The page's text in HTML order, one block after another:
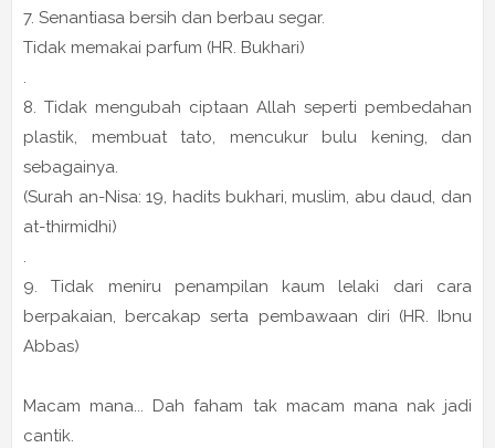
7. Senantiasa bersih dan berbau segar.
Tidak memakai parfum (HR. Bukhari)
.
8. Tidak mengubah ciptaan Allah seperti pembedahan
plastik, membuat tato, mencukur bulu kening, dan
sebagainya.
(Surah an-Nisa: 19, hadits bukhari, muslim, abu daud, dan
at-thirmidhi)
.
9. Tidak meniru penampilan kaum lelaki dari cara
berpakaian, bercakap serta pembawaan diri (HR. Ibnu
Abbas)
Macam mana... Dah faham tak macam mana nak jadi
cantik.